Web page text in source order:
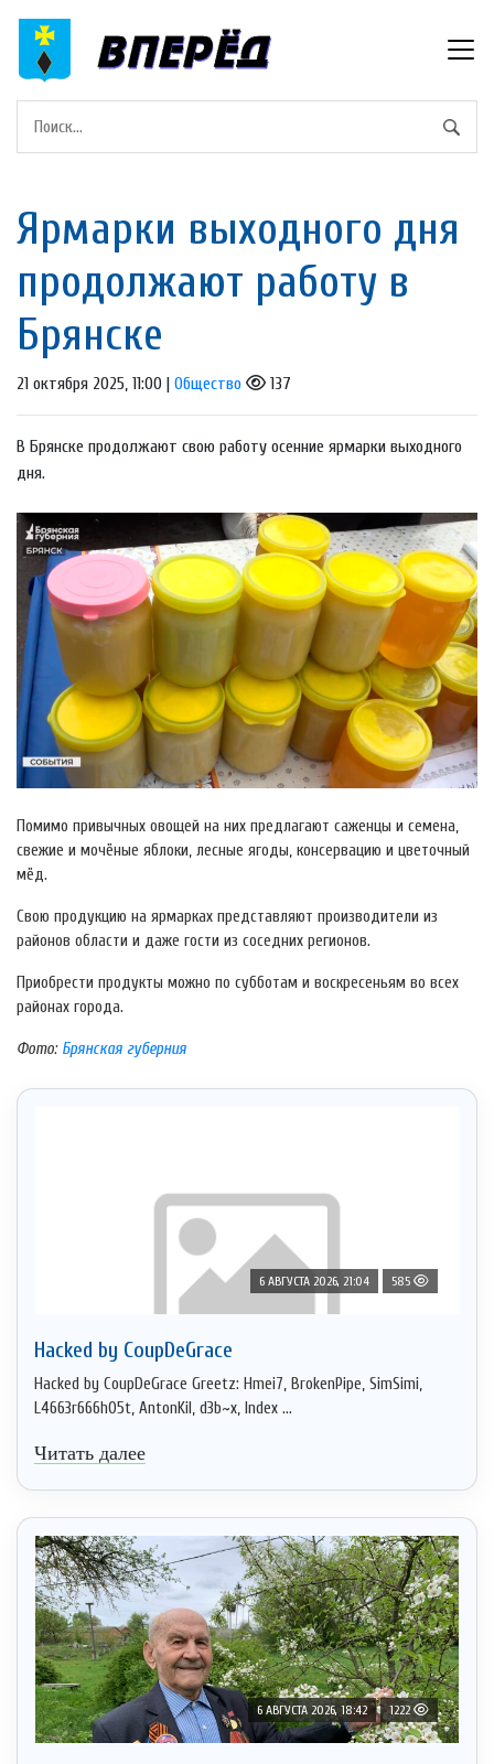
Ярмарки выходного дня
продолжают работу в
Брянске
21 октября 2025, 11:00 | Общество 137
В Брянске продолжают свою работу осенние ярмарки выходного
дня.
Помимо привычных овощей на них предлагают саженцы и семена,
свежие и мочёные яблоки, лесные ягоды, консервацию и цветочный
мёд.
Свою продукцию на ярмарках представляют производители из
районов области и даже гости из соседних регионов.
Приобрести продукты можно по субботам и воскресеньям во всех
районах города.
Фото: Брянская губерния
6 АВГУСТА 2026, 21:04 585
Hacked by CoupDeGrace
Hacked by CoupDeGrace Greetz: Hmei7, BrokenPipe, SimSimi,
L4663r666h05t, AntonKil, d3b~x, Index ...
Читать далее
6 АВГУСТА 2026, 18:42 1222